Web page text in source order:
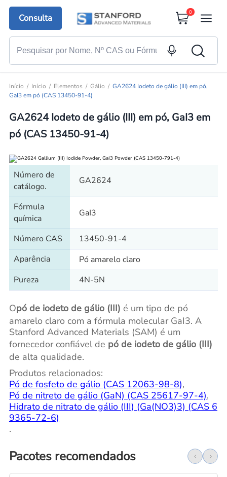
Consulta
0
Início Início Elementos Gálio
GA2624 Iodeto de gálio (III) em pó,
GaI3 em pó (CAS 13450-91-4)
GA2624 Iodeto de gálio (III) em pó, GaI3 em
pó (CAS 13450-91-4)
Número de
catálogo.
GA2624
Fórmula
química
GaI3
Número CAS
13450-91-4
Aparência
Pó amarelo claro
Pureza
4N-5N
Opó de iodeto de gálio (III) é um tipo de pó
amarelo claro com a fórmula molecular GaI3. A
Stanford Advanced Materials (SAM) é um
fornecedor confiável de pó de iodeto de gálio (III)
de alta qualidade.
Produtos relacionados:
Pó de fosfeto de gálio (CAS 12063-98-8),
Pó de nitreto de gálio (GaN) (CAS 25617-97-4),
Hidrato de nitrato de gálio (III) (Ga(NO3)3) (CAS 6
9365-72-6)
.
Pacotes recomendados